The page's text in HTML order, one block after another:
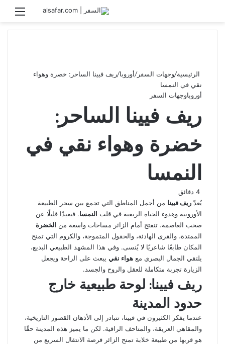
بحث عن
الرئيسية/وجهات السفر/أوروبا/ريف فيينا الساحر: خضرة وهواء
نقي في النمسا
أوروباوجهات السفر
ريف فيينا الساحر:
خضرة وهواء نقي في
النمسا
يُعدّ ريف فيينا من أجمل المناطق التي تجمع بين سحر الطبيعة
الأوروبية وهدوء الحياة الريفية في قلب النمسا. فبعيدًا قليلًا عن
صخب العاصمة، تنفتح أمام الزائر مساحات واسعة من الخضرة
الممتدة، والقرى الهادئة، والحقول المتموجة، والكروم التي تمنح
المكان طابعًا شاعريًا لا يُنسى. وفي هذا المشهد الطبيعي البديع،
يلتقي الجمال البصري مع هواء نقي يبعث على الراحة ويجعل
الزيارة تجربة متكاملة للعقل والروح والجسد.
ريف فيينا: لوحة طبيعية خارج
حدود المدينة
عندما يفكر الكثيرون في فيينا، تتبادر إلى الأذهان القصور التاريخية،
والمقاهي العريقة، والمتاحف الراقية. لكن ما يميز هذه المدينة حقًا
هو قربها من طبيعة خلابة تمنح الزائر فرصة الانتقال السريع من